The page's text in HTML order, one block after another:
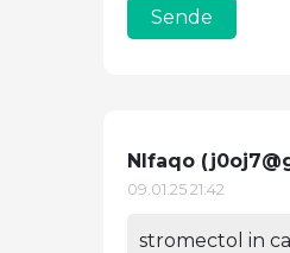
Sende
Nlfaqo (
09.01.25 21:42
stromectol in